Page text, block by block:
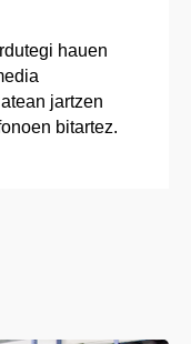
hauen
jartzen
bitartez.